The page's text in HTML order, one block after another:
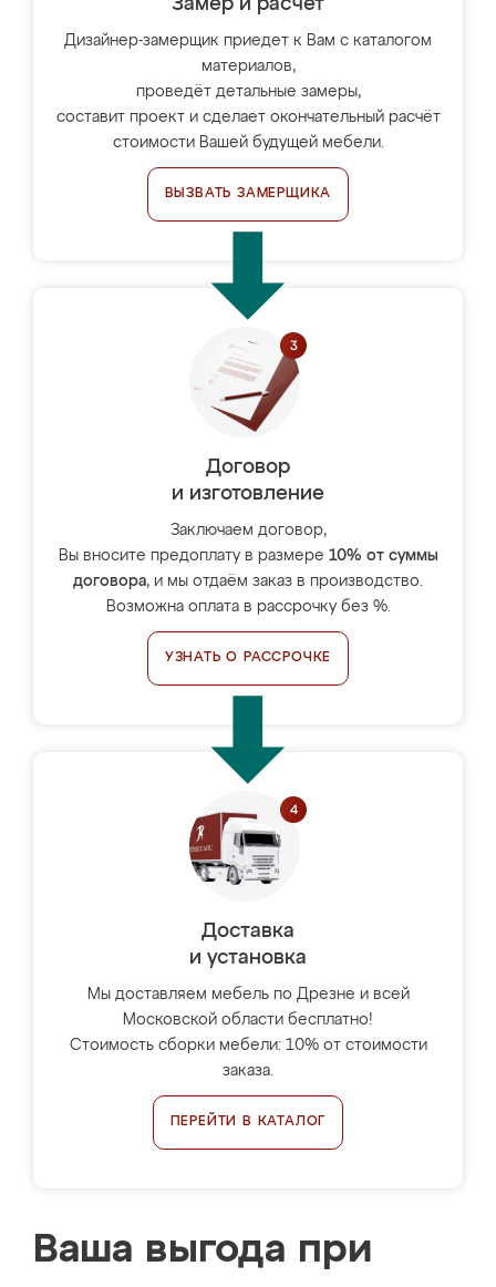
Замер и расчет
Дизайнер-замерщик приедет к Вам с каталогом
материалов,
проведёт детальные замеры,
составит проект и сделает окончательный расчёт
стоимости Вашей будущей мебели.
ВЫЗВАТЬ ЗАМЕРЩИКА
Договор
и изготовление
Заключаем договор,
Вы вносите предоплату в размере 10% от суммы
договора, и мы отдаём заказ в производство.
Возможна оплата в рассрочку без %.
УЗНАТЬ О РАССРОЧКЕ
Доставка
и установка
Мы доставляем мебель по Дрезне и всей
Московской области бесплатно!
Стоимость сборки мебели: 10% от стоимости
заказа.
ПЕРЕЙТИ В КАТАЛОГ
Ваша выгода при